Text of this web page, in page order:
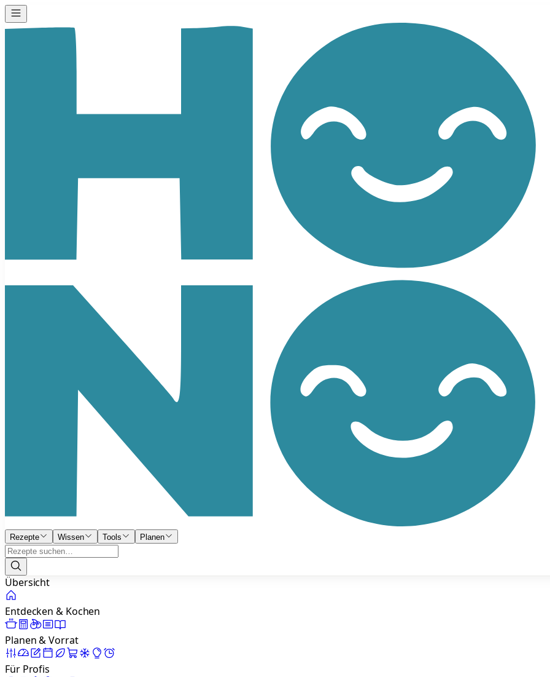
Rezepte Wissen Tools Planen
Übersicht
Entdecken & Kochen
Planen & Vorrat
Für Profis